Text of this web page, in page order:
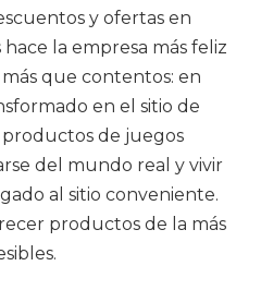
y ofertas en
la empresa más feliz
que contentos: en
en el sitio de
de juegos
del mundo real y vivir
al sitio conveniente.
productos de la más